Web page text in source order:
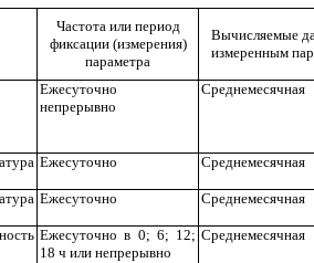
Частота или период
фиксации (измерения)
параметра
Вычисляемые
измеренным
Ежесуточно
непрерывно
Среднемесячная
Ежесуточно Среднемесячная
Ежесуточно Среднемесячная
Ежесуточно в 0; 6; 12;
18 ч или непрерывно
Среднемесячная